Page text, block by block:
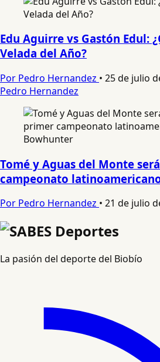
Edu Aguirre vs Gastón Edul:
Velada del Año?
Por Pedro Hernandez • 25 de julio
Pedro Hernandez
Tomé y Aguas del Monte
campeonato
Por Pedro Hernandez • 21 de julio
La pasión del deporte del Biobío